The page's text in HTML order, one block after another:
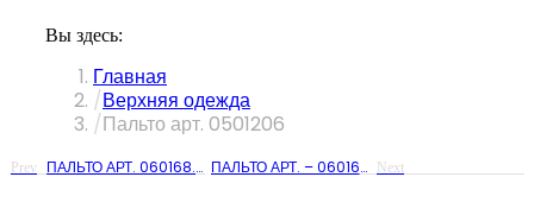
Вы здесь:
Главная
Верхняя одежда
Пальто арт. 0501206
Prev ПАЛЬТО АРТ. 060168.C ПАЛЬТО АРТ. – 060166 Next